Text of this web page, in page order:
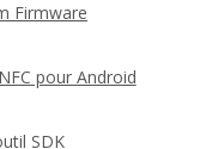
Firmware
pour Android
SDK